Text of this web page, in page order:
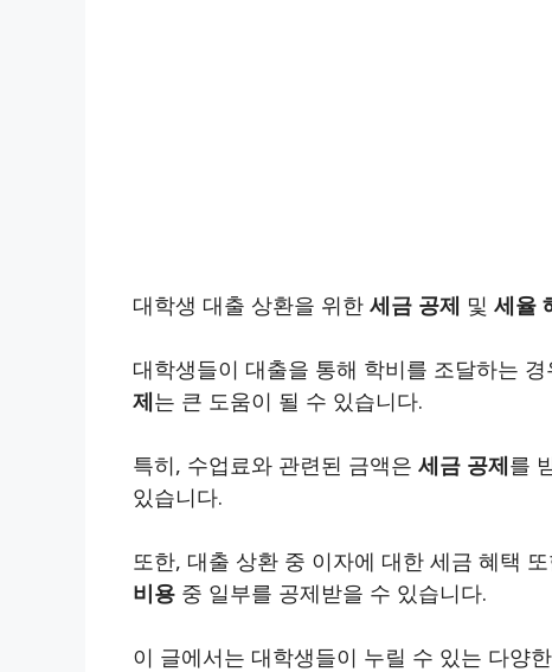
대학생 대출 상환을 위한 세금 공제 및 세율
대학생들이 대출을 통해 학비를 조달하는
제는 큰 도움이 될 수 있습니다.
특히, 수업료와 관련된 금액은 세금 공제를
있습니다.
또한, 대출 상환 중 이자에 대한 세금 혜택
비용 중 일부를 공제받을 수 있습니다.
이 글에서는 대학생들이 누릴 수 있는 다양한